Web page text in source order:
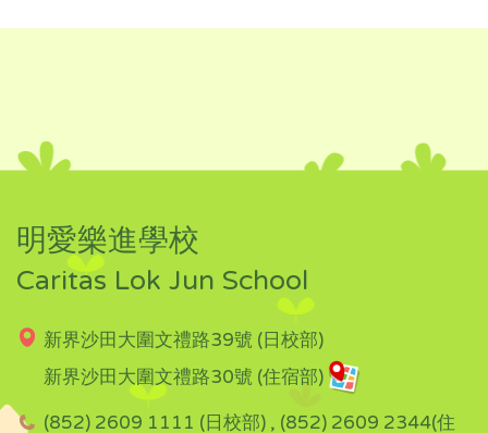
明愛樂進學校
Caritas Lok Jun School
新界沙田大圍文禮路39號 (日校部)
新界沙田大圍文禮路30號 (住宿部)
(852) 2609 1111 (日校部) , (852) 2609 2344(住